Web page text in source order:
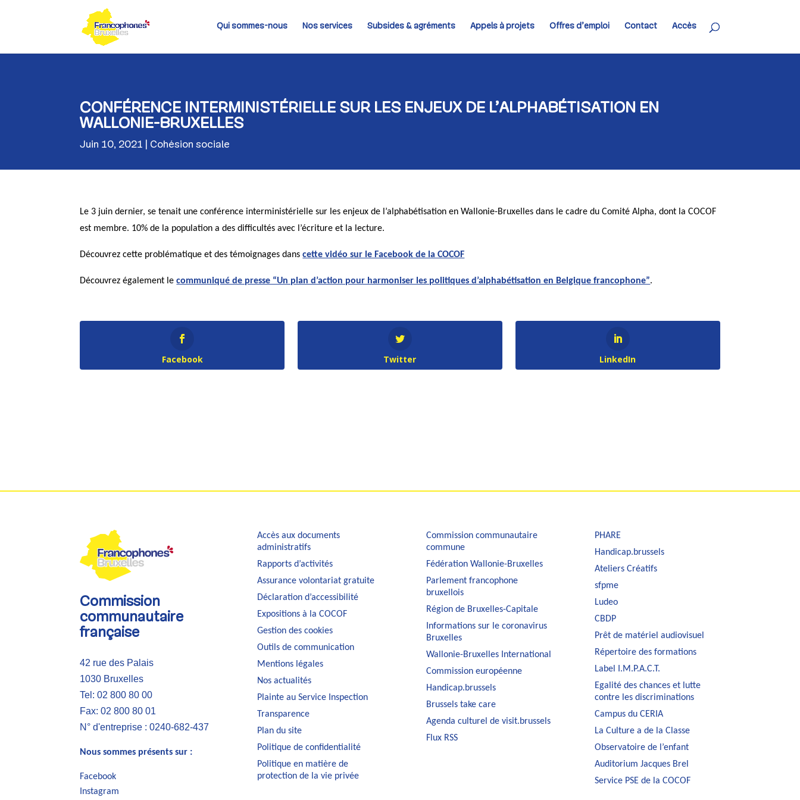
Qui sommes-nous Nos services Subsides & agréments Appels à projets Offres d’emploi Contact Accès
CONFÉRENCE INTERMINISTÉRIELLE SUR LES ENJEUX DE L’ALPHABÉTISATION EN
WALLONIE-BRUXELLES
Juin 10, 2021 Cohésion sociale
Le 3 juin dernier, se tenait une conférence interministérielle sur les enjeux de l’alphabétisation en Wallonie-Bruxelles dans le cadre du Comité Alpha, dont la COCOF
est membre. 10% de la population a des difficultés avec l’écriture et la lecture.
Découvrez cette problématique et des témoignages danscette vidéo sur le Facebook de la COCOF
Découvrez également lecommuniqué de presse “Un plan d’action pour harmoniser les politiques d’alphabétisation en Belgique francophone”.
Facebook Twitter LinkedIn
Commission
communautaire
française
42 rue des Palais
1030 Bruxelles
Tel: 02 800 80 00
Fax: 02 800 80 01
N° d'entreprise : 0240-682-437
Nous sommes présents sur :
Facebook
Instagram
Accès aux documents
administratifs
Rapports d’activités
Assurance volontariat gratuite
Déclaration d’accessibilité
Expositions à la COCOF
Gestion des cookies
Outils de communication
Mentions légales
Nos actualités
Plainte au Service Inspection
Transparence
Plan du site
Politique de confidentialité
Politique en matière de
protection de la vie privée
Commission communautaire
commune
Fédération Wallonie-Bruxelles
Parlement francophone
bruxellois
Région de Bruxelles-Capitale
Informations sur le coronavirus
Bruxelles
Wallonie-Bruxelles International
Commission européenne
Handicap.brussels
Brussels take care
Agenda culturel de visit.brussels
Flux RSS
PHARE
Handicap.brussels
Ateliers Créatifs
sfpme
Ludeo
CBDP
Prêt de matériel audiovisuel
Répertoire des formations
Label I.M.P.A.C.T.
Egalité des chances et lutte
contre les discriminations
Campus du CERIA
La Culture a de la Classe
Observatoire de l’enfant
Auditorium Jacques Brel
Service PSE de la COCOF